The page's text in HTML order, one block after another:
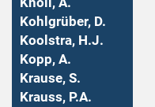
Kohlgrüber, D.
Koolstra, H.J.
Kopp, A.
Krause, S.
Krauss, P.A.